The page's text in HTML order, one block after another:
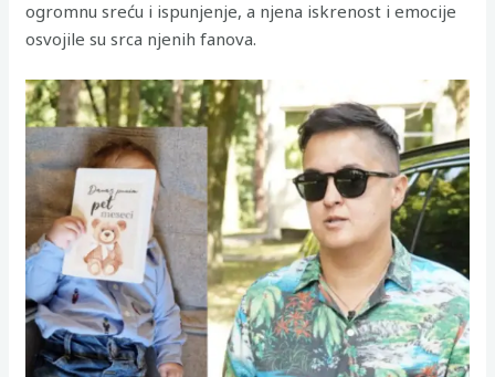
ogromnu sreću i ispunjenje, a njena iskrenost i emocije
osvojile su srca njenih fanova.